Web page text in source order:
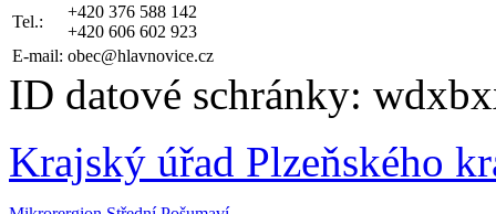
Tel.:
+420 376 588 142
+420 606 602 923
E-mail: obec@hlavnovice.cz
ID datové schránky:
Krajský úřad Plzeňského